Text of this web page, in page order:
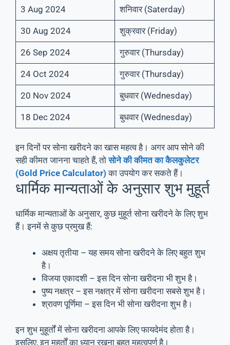
3 Aug 2024 शनिवार (Saterday)
30 Aug 2024 शुक्रवार (Friday)
26 Sep 2024 गुरुवार (Thursday)
24 Oct 2024 गुरुवार (Thursday)
20 Nov 2024 बुधवार (Wednesday)
18 Dec 2024 बुधवार (Wednesday)
इन दिनों पर सोना खरीदने का खास महत्व है। अगर आप सोने की
सही कीमत जानना चाहते हैं, तोसोने की कीमत का कैलकुलेटर
(Gold Price Calculator) का उपयोग कर सकते हैं।
धार्मिक मान्यताओं के अनुसार शुभ मुहूर्त
धार्मिक मान्यताओं के अनुसार, कुछ मुहूर्त सोना खरीदने के लिए शुभ
हैं। इनमें से कुछ प्रमुख हैं:
अक्षय तृतीया – यह समय सोना खरीदने के लिए बहुत शुभ
है।
विजया एकादशी – इस दिन सोना खरीदना भी शुभ है।
पुष्य नक्षत्र – इस नक्षत्र में सोना खरीदना सबसे शुभ है।
श्रावण पूर्णिमा – इस दिन भी सोना खरीदना शुभ है।
इन शुभ मुहूर्तों में सोना खरीदना आपके लिए फायदेमंद होता है।
इसलिए, इन मुहूर्तों का ध्यान रखना बहुत महत्वपूर्ण है।